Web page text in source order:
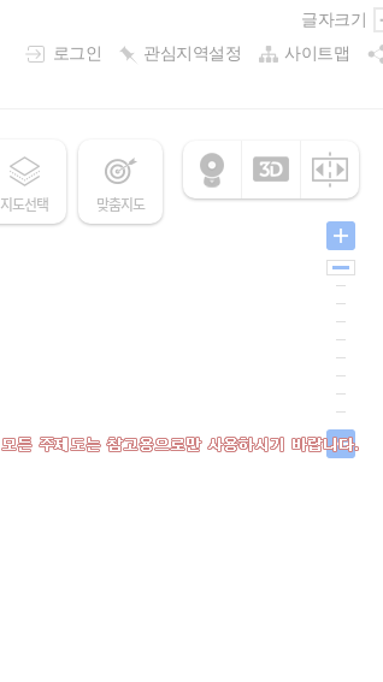
글자크기
로그인
관심지역설정 사이트맵
지도선택 맞춤지도